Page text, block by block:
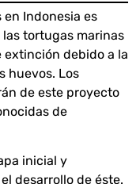
Indonesia es
tortugas marinas
debido a la
huevos. Los
de este proyecto
de
inicial y
desarrollo de éste.